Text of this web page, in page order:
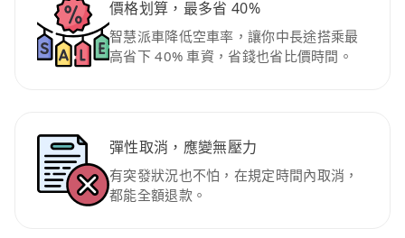
價格划算，最多省 40%
智慧派車降低空車率，讓你中長途搭乘最
高省下 40% 車資，省錢也省比價時間。
彈性取消，應變無壓力
有突發狀況也不怕，在規定時間內取消，
都能全額退款。